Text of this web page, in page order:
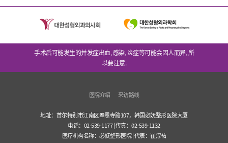
手术后可能发生的并发症出血, 感染, 炎症等可能会因人而异, 所
以要注意.
医院介绍 来访路线
地址：首尔特别市江南区奉恩寺路107，韩国必妩整形医院大厦
电话：02-539-1177 | 传真：02-539-1132
医疗机构名称：必妩整形医院 | 代表：崔淳祐